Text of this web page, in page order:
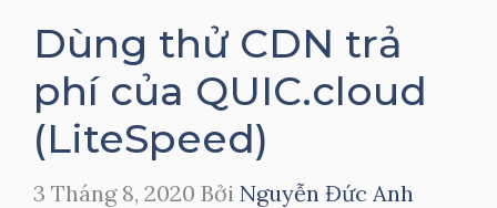
Dùng thử CDN trả
phí của QUIC.cloud
(LiteSpeed)
3 Tháng 8, 2020 Bởi Nguyễn Đức Anh